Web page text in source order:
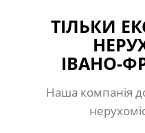
ТІЛЬКИ
ІВАНО-
Наша компанія